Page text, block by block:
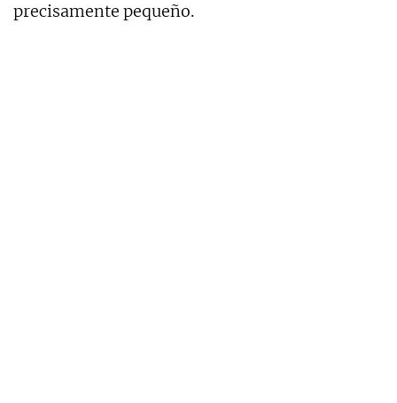
precisamente pequeño.